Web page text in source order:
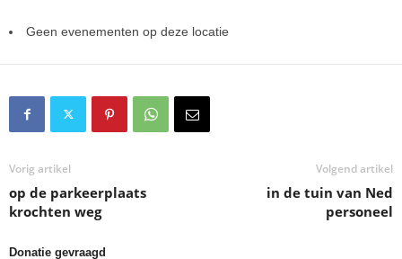
Geen evenementen op deze locatie
Vorig artikel
op de parkeerplaats
krochten weg
Volgend artikel
in de tuin van Ned
personeel
Donatie gevraagd